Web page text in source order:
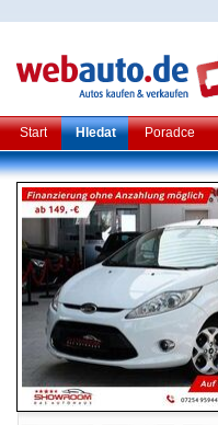
Start Hledat Poradce